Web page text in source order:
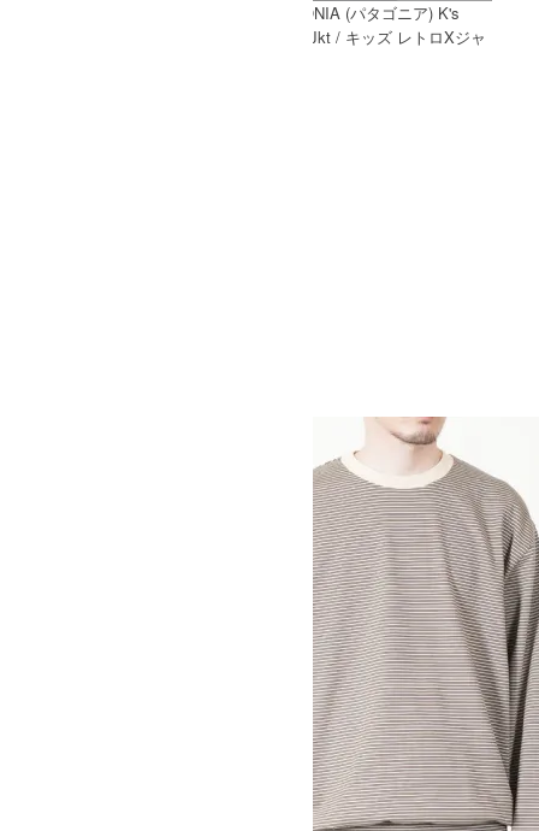
PATAGONIA (パタゴニア) K's
Retro-X Jkt / キッズ レトロXジャ